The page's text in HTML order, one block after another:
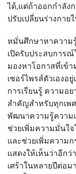
ได้,แต่ถ้าออกกำลัง
ปรับเปลี่ยนร่างกาย
หมั่นศึกษาหาความ
เปิดรับประสบการณ์
มองหาโอกาสที่เข้า
เซอร์ไพรส์ตัวเองอยู่
การเรียนรู้ ความอ
สำคัญสำหรับทุกเพ
พัฒนาความรู้ความ
ช่วยเพิ่มความมั่นใ
และช่วยเพิ่มความ
แสดงให้เห็นว่าอีก
เศร้าในหลายปีต่อม